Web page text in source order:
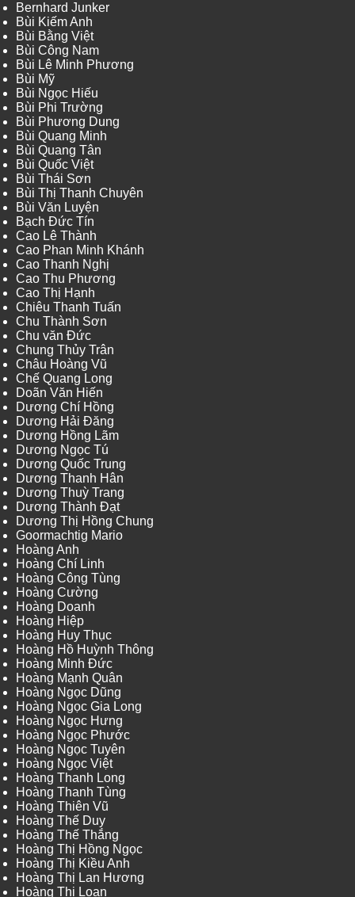
Bernhard Junker
Bùi Kiếm Anh
Bùi Bằng Việt
Bùi Công Nam
Bùi Lê Minh Phương
Bùi Mỹ
Bùi Ngọc Hiếu
Bùi Phi Trường
Bùi Phương Dung
Bùi Quang Minh
Bùi Quang Tân
Bùi Quốc Việt
Bùi Thái Sơn
Bùi Thị Thanh Chuyên
Bùi Văn Luyện
Bạch Đức Tín
Cao Lê Thành
Cao Phan Minh Khánh
Cao Thanh Nghị
Cao Thu Phương
Cao Thị Hạnh
Chiêu Thanh Tuấn
Chu Thành Sơn
Chu văn Đức
Chung Thủy Trân
Châu Hoàng Vũ
Chế Quang Long
Doãn Văn Hiến
Dương Chí Hồng
Dương Hải Đăng
Dương Hồng Lãm
Dương Ngọc Tú
Dương Quốc Trung
Dương Thanh Hân
Dương Thuỳ Trang
Dương Thành Đạt
Dương Thị Hồng Chung
Goormachtig Mario
Hoàng Anh
Hoàng Chí Linh
Hoàng Công Tùng
Hoàng Cường
Hoàng Doanh
Hoàng Hiệp
Hoàng Huy Thục
Hoàng Hồ Huỳnh Thông
Hoàng Minh Đức
Hoàng Mạnh Quân
Hoàng Ngọc Dũng
Hoàng Ngọc Gia Long
Hoàng Ngọc Hưng
Hoàng Ngọc Phước
Hoàng Ngọc Tuyên
Hoàng Ngọc Việt
Hoàng Thanh Long
Hoàng Thanh Tùng
Hoàng Thiên Vũ
Hoàng Thế Duy
Hoàng Thế Thắng
Hoàng Thị Hồng Ngọc
Hoàng Thị Kiều Anh
Hoàng Thị Lan Hương
Hoàng Thị Loan